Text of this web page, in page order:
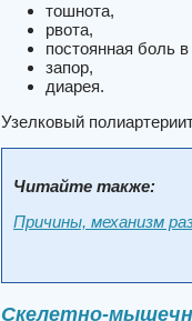
тошнота,
рвота,
постоянная боль
запор,
диарея.
Узелковый
Читайте также:
Причины, механизм
Скелетно-